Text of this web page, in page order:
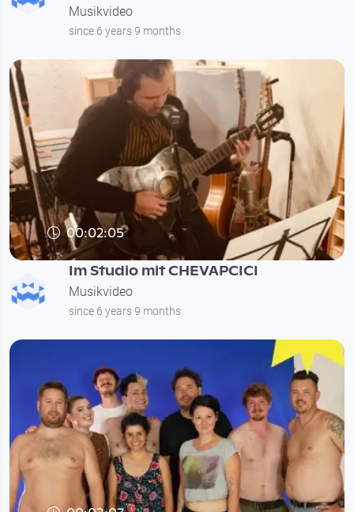
Musikvideo
since 6 years 9 months
00:02:05
Im Studio mit CHEVAPCICI
Musikvideo
since 6 years 9 months